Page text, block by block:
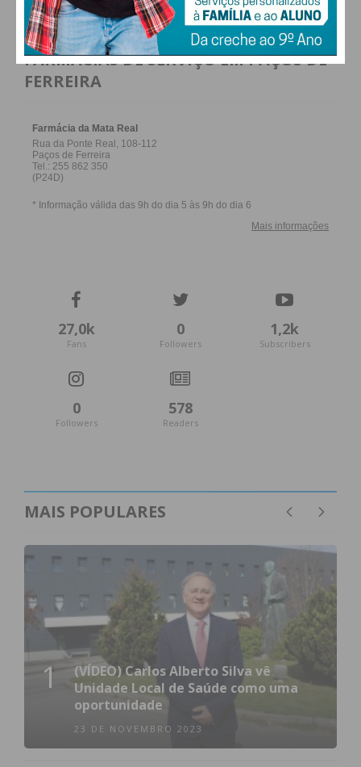
FARMACIAS DE SERVIÇO EM PAÇOS DE
FERREIRA
27,0k
Fans
0
Followers
1,2k
Subscribers
0
Followers
578
Readers
MAIS POPULARES
1
(VÍDEO) Carlos Alberto Silva vê
Unidade Local de Saúde como uma
oportunidade
23 DE NOVEMBRO 2023